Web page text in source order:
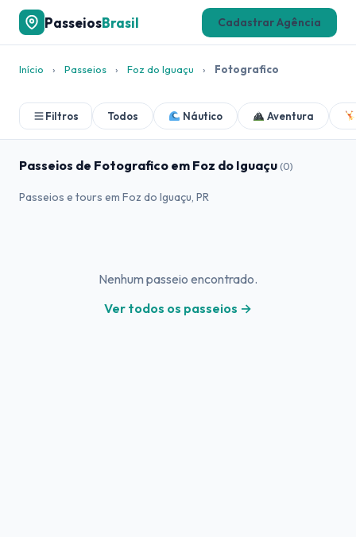
PasseiosBrasil Cadastrar Agência
Início › Passeios › Foz do Iguaçu › Fotografico
Filtros Todos Náutico Aventura
Passeios de Fotografico em Foz do Iguaçu(0)
Passeios e tours em Foz do Iguaçu, PR
Nenhum passeio encontrado.
Ver todos os passeios →